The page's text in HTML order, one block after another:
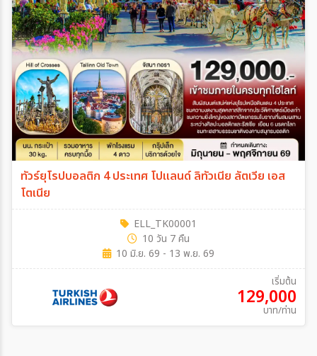
ทัวร์ยุโรปบอลติก 4 ประเทศ โปแลนด์ ลิทัวเนีย ลัตเวีย เอส
โตเนีย
ELL_TK00001
10 วัน 7 คืน
10 มิ.ย. 69 - 13 พ.ย. 69
เริ่มต้น
129,000
บาท/ท่าน